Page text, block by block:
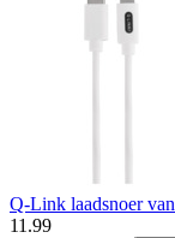
Q-Link laadsnoer
11 .99